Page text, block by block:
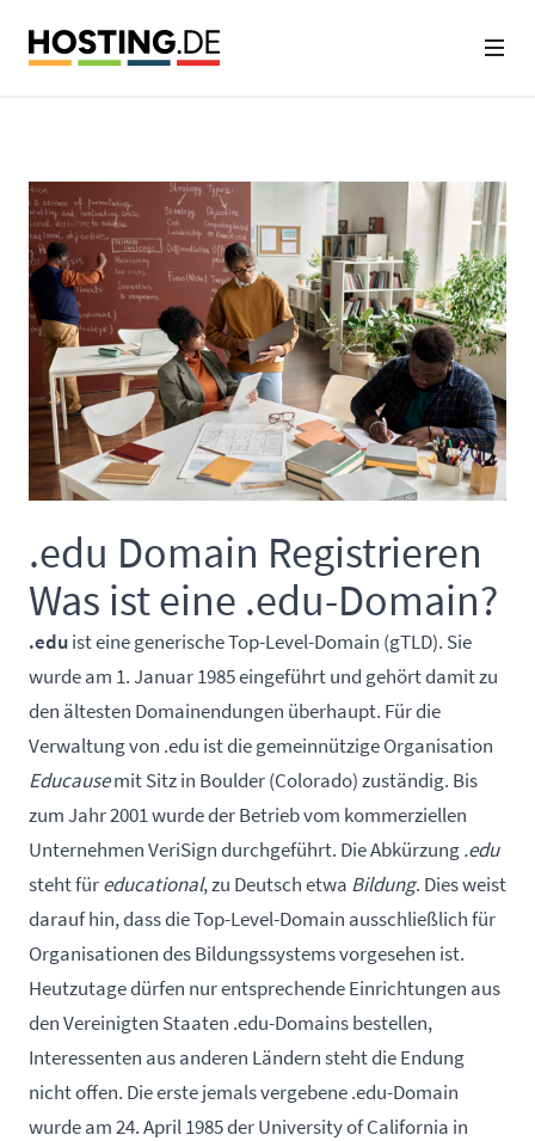
.edu Domain Registrieren
Was ist eine .edu-Domain?
.eduist eine generische Top-Level-Domain (gTLD). Sie
wurde am 1. Januar 1985 eingeführt und gehört damit zu
den ältesten Domainendungen überhaupt. Für die
Verwaltung von .edu ist die gemeinnützige Organisation
Educausemit Sitz in Boulder (Colorado) zuständig. Bis
zum Jahr 2001 wurde der Betrieb vom kommerziellen
Unternehmen VeriSign durchgeführt. Die Abkürzung.edu
steht füreducational, zu Deutsch etwa Bildung. Dies weist
darauf hin, dass die Top-Level-Domain ausschließlich für
Organisationen des Bildungssystems vorgesehen ist.
Heutzutage dürfen nur entsprechende Einrichtungen aus
den Vereinigten Staaten .edu-Domains bestellen,
Interessenten aus anderen Ländern steht die Endung
nicht offen. Die erste jemals vergebene .edu-Domain
wurde am 24. April 1985 der University of California in